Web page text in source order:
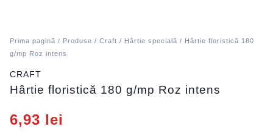
Prima pagină / Produse / Craft / Hârtie specială / Hârtie floristică 180
g/mp Roz intens
CRAFT
Hârtie floristică 180 g/mp Roz intens
6,93 lei